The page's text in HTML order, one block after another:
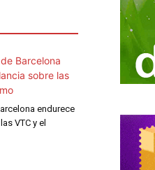
endurece
VTC y el